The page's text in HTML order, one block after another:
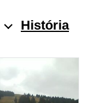
História